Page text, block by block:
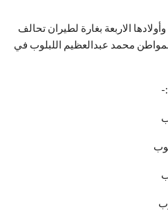
الاربعة بغارة لطيران تحالف
محمد عبدالعظيم اللبلوب في